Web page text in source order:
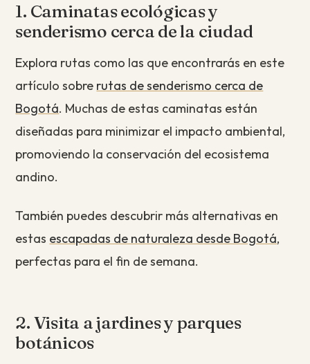
1. Caminatas ecológicas y
senderismo cerca de la ciudad
Explora rutas como las que encontrarás en este
artículo sobre rutas de senderismo cerca de
Bogotá. Muchas de estas caminatas están
diseñadas para minimizar el impacto ambiental,
promoviendo la conservación del ecosistema
andino.
También puedes descubrir más alternativas en
estas escapadas de naturaleza desde Bogotá,
perfectas para el fin de semana.
2. Visita a jardines y parques
botánicos